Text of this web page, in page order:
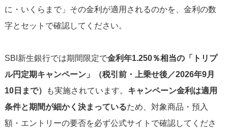
に・いくらまで」その金利が適用されるのかを、金利の数
字とセットで確認してください。
SBI新生銀行では期間限定で金利年1.250％相当の「トリプ
ル円定期キャンペーン」（税引前・上乗せ後／2026年9月
10日まで）
も実施されています。 キャンペーン金利は適用
条件と期間が細かく決まっているため、対象商品・預入
額・エントリーの要否を必ず公式サイトで確認してくださ